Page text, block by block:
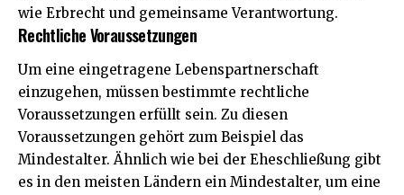
wie Erbrecht und gemeinsame Verantwortung.
Rechtliche Voraussetzungen
Um eine eingetragene Lebenspartnerschaft
einzugehen, müssen bestimmte rechtliche
Voraussetzungen erfüllt sein. Zu diesen
Voraussetzungen gehört zum Beispiel das
Mindestalter. Ähnlich wie bei der Eheschließung gibt
es in den meisten Ländern ein Mindestalter, um eine